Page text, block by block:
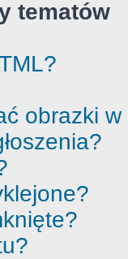
tematów
obrazki